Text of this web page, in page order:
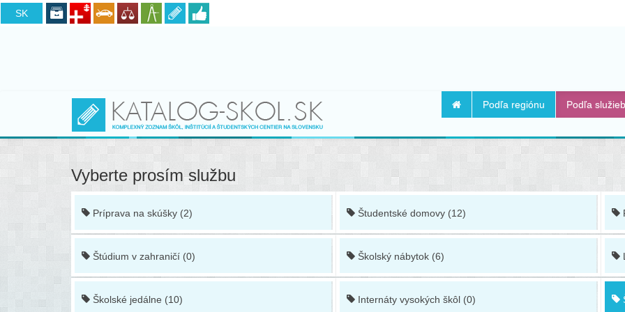
SK
CZ
Podľa regiónu Podľa služieb
Vyberte prosím službu
Príprava na skúšky (2)
Štúdium v zahraničí (0)
Školské jedálne (10)
Študentské domovy (12)
Školský nábytok (6)
Internáty vysokých škôl (0)